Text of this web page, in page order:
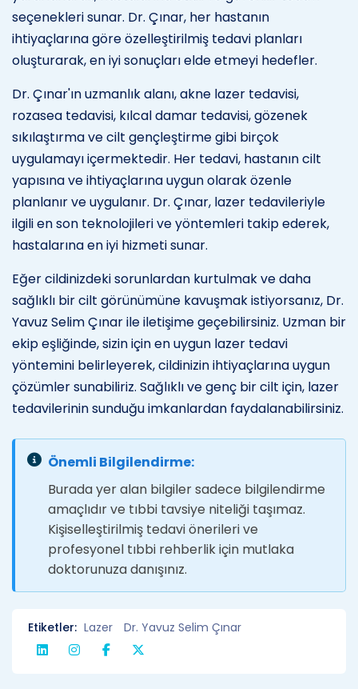
seçenekleri sunar. Dr. Çınar, her hastanın
ihtiyaçlarına göre özelleştirilmiş tedavi planları
oluşturarak, en iyi sonuçları elde etmeyi hedefler.
Dr. Çınar'ın uzmanlık alanı, akne lazer tedavisi,
rozasea tedavisi, kılcal damar tedavisi, gözenek
sıkılaştırma ve cilt gençleştirme gibi birçok
uygulamayı içermektedir. Her tedavi, hastanın cilt
yapısına ve ihtiyaçlarına uygun olarak özenle
planlanır ve uygulanır. Dr. Çınar, lazer tedavileriyle
ilgili en son teknolojileri ve yöntemleri takip ederek,
hastalarına en iyi hizmeti sunar.
Eğer cildinizdeki sorunlardan kurtulmak ve daha
sağlıklı bir cilt görünümüne kavuşmak istiyorsanız, Dr.
Yavuz Selim Çınar ile iletişime geçebilirsiniz. Uzman bir
ekip eşliğinde, sizin için en uygun lazer tedavi
yöntemini belirleyerek, cildinizin ihtiyaçlarına uygun
çözümler sunabiliriz. Sağlıklı ve genç bir cilt için, lazer
tedavilerinin sunduğu imkanlardan faydalanabilirsiniz.
Önemli Bilgilendirme:
Burada yer alan bilgiler sadece bilgilendirme
amaçlıdır ve tıbbi tavsiye niteliği taşımaz.
Kişiselleştirilmiş tedavi önerileri ve
profesyonel tıbbi rehberlik için mutlaka
doktorunuza danışınız.
Etiketler: Lazer Dr. Yavuz Selim Çınar